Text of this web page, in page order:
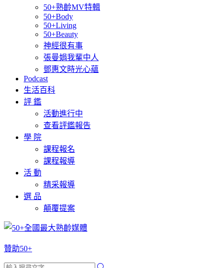
50+熟齡MV特輯
50+Body
50+Living
50+Beauty
神經很有事
張曼娟我輩中人
鄧惠文時光心蘊
Podcast
生活百科
評 鑑
活動進行中
查看評鑑報告
學 院
課程報名
課程報導
活 動
精采報導
選 品
顛覆提案
贊助50+